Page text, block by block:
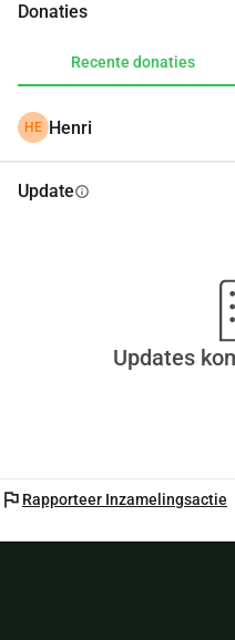
Donaties
Recente donaties
HE Henri
Updateinfo
Updates
flag Rapporteer Inzamelingsactie